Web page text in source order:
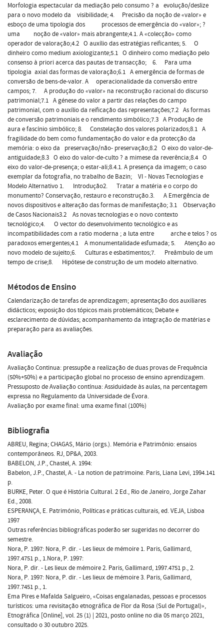
Morfologia espectacular da mediação pelo consumo ? a evolução/deslize
para o novo modelo da visibilidade; 4. Precisão da noção de «valor» e
esboço de uma tipologia dos processos de emergência do «valor»; ?
uma noção de «valor» mais abrangente;4.1. A «colecção» como
operador de valoração;4.2 O auxílio das estratégias reificantes; 5. O
dinheiro como medium axiologizante;5.1 O dinheiro como mediação pelo
consenso à priori acerca das pautas de transacção; 6. Para uma
tipologia axial das formas de valoração;6.1 A emergência de formas de
conversão de bens-de-valor. A operacionalidade da conversão entre
campos; 7. A produção do «valor» na reconstrução racional do discurso
patrimonial;7.1 A génese do valor a partir das relações do campo
patrimonial, com o auxílio da reificação das representações;7.2 As formas
de conversão patrimoniais e o rendimento simbólico;7.3 A Produção de
aura e fascínio simbólico; 8. Constelação dos valores polarizados;8.1 A
fragilidade do bem como fundamentação do valor e da protecção da
memória: o eixo da preservação/não- preservação;8.2 O eixo do valor-de-
antiguidade;8.3 O eixo do valor-de-culto ? a mimese da reverência;8.4 O
eixo do valor-de-presença; o estar-ali;8.4.1. A presença da imagem; o caso
exemplar da fotografia, no trabalho de Bazin; VI - Novas Tecnologias e
Modelo Alternativo 1. Introdução2. Tratar a matéria e o corpo do
monumento? Conservação, restauro e reconstrução.3. A Emergência de
novos dispositivos e alteração das formas de manifestação; 3.1 Observação
de Casos Nacionais3.2 As novas tecnologias e o novo contexto
tecnológico;4. O vector do desenvolvimento tecnológico e as
incompatibilidades com a ratio moderna ; a luta entre arche e telos ? os
paradoxos emergentes;4.1 A monumentalidade esfumada; 5. Atenção ao
novo modelo de sujeito;6. Culturas e esbatimentos;7. Preâmbulo de um
tempo de crise;8. Hipótese de construção de um modelo alternativo.
Métodos de Ensino
Calendarização de tarefas de aprendizagem; apresentação dos auxiliares
didácticos; exposição dos tópicos mais problemáticos; Debate e
esclarecimento de dúvidas; acompanhamento da integração de matérias e
preparação para as avaliações.
Avaliação
Avaliação Continua: pressupõe a realização de duas provas de Frequência
(50%+50%) e a participação global no processo de ensino aprendizagem.
Pressuposto de Avaliação contínua: Assiduidade às aulas, na percentagem
expressa no Regulamento da Universidade de Évora.
Avaliação por exame final: uma exame final (100%)
Bibliografia
ABREU, Regina; CHAGAS, Mário (orgs.). Memória e Patrimônio: ensaios
contemporâneos. RJ, DP&A, 2003.
BABELON, J.P., Chastel, A. 1994:
Babelon, J.P., Chastel, A. - La notion de patrimoine. Paris, Liana Levi, 1994.141
p.
BURKE, Peter. O que é História Cultural. 2 Ed., Rio de Janeiro, Jorge Zahar
Ed., 2008.
ESPERANÇA, E. Património, Políticas e práticas culturais, ed. VEJA, Lisboa
1997
Outras referências bibliográficas poderão ser sugeridas no decorrer do
semestre.
Nora, P. 1997: Nora, P. dir. - Les lieux de mémoire 1. Paris, Gallimard,
1997.4751 p., 1.Nora, P. 1997:
Nora, P. dir. - Les lieux de mémoire 2. Paris, Gallimard, 1997.4751 p., 2.
Nora, P. 1997: Nora, P. dir. - Les lieux de mémoire 3. Paris, Gallimard,
1997.7451 p., 1.
Ema Pires e Mafalda Salgueiro, «Coisas engalanadas, pessoas e processos
turísticos: uma revisitação etnográfica de Flor da Rosa (Sul de Portugal)»,
Etnográfica [Online], vol. 25 (1) | 2021, posto online no dia 05 março 2021,
consultado o 30 outubro 2025.